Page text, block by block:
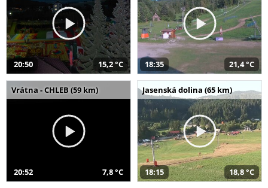
20:50 15,2 °C 18:35 21,4 °C
Vrátna - CHLEB (59 km)
20:52 7,8 °C
Jasenská dolina (65 km)
18:15 18,8 °C